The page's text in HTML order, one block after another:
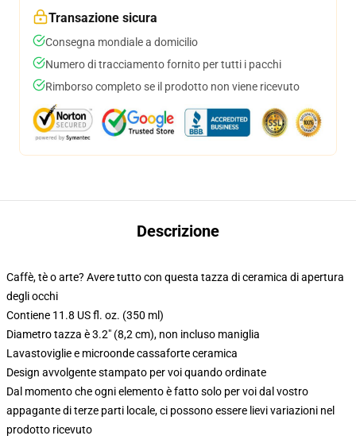
Transazione sicura
Consegna mondiale a domicilio
Numero di tracciamento fornito per tutti i pacchi
Rimborso completo se il prodotto non viene ricevuto
Descrizione
Caffè, tè o arte? Avere tutto con questa tazza di ceramica di apertura
degli occhi
Contiene 11.8 US fl. oz. (350 ml)
Diametro tazza è 3.2" (8,2 cm), non incluso maniglia
Lavastoviglie e microonde cassaforte ceramica
Design avvolgente stampato per voi quando ordinate
Dal momento che ogni elemento è fatto solo per voi dal vostro
appagante di terze parti locale, ci possono essere lievi variazioni nel
prodotto ricevuto